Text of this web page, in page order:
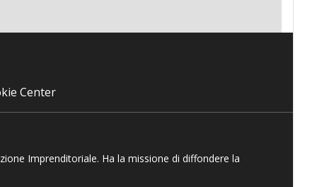
Center
Imprenditoriale. Ha la missione di diffondere la